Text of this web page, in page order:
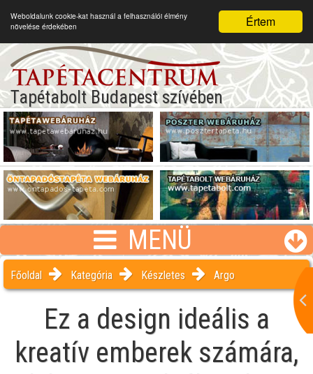
Értem
Weboldalunk cookie-kat használ a felhasználói élmény
növelése érdekében
Tapétabolt Budapest szívében
MENÜ
Főoldal Kategória Készletes Argo
Ez a design ideális a
kreatív emberek számára,